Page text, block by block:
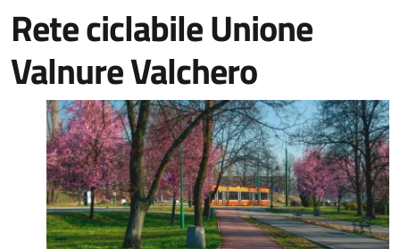
Rete ciclabile Unione
Valnure Valchero